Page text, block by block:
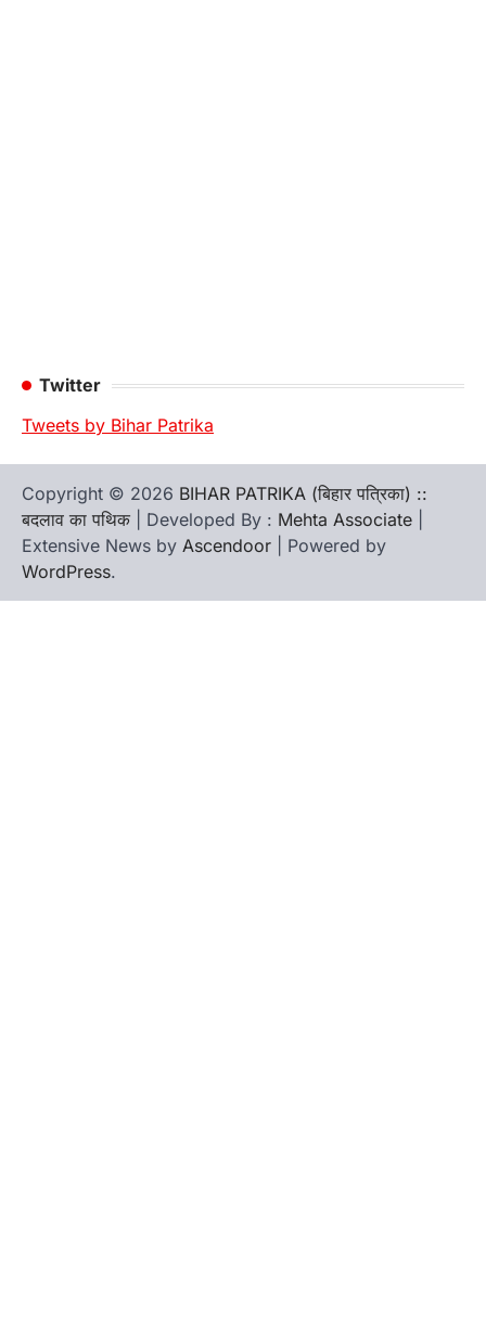
Twitter
Tweets by Bihar Patrika
Copyright © 2026 BIHAR PATRIKA (बिहार पत्रिका) ::
बदलाव का पथिक | Developed By : Mehta Associate
Extensive News by Ascendoor | Powered by
WordPress.